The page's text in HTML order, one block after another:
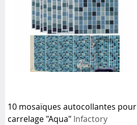
10 mosaïques autocollantes pour
carrelage "Aqua" Infactory